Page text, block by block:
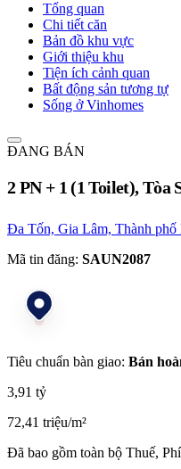
Tổng quan
Chi tiết căn
Bản đồ khu vực
Giới thiệu khu
Tiện ích cảnh quan
Bất động sản tương tự
Sống ở Vinhomes
ĐANG BÁN
2 PN + 1 (1 Toilet), Tòa
Đa Tốn, Gia Lâm, Thành phố
Mã tin đăng: SAUN2087
Tiêu chuẩn bàn giao: Bán
3,91 tỷ
72,41 triệu/m²
Đã bao gồm toàn bộ Thuế, Phí